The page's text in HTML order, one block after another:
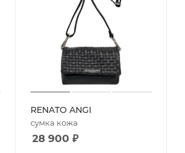
RENATO ANGI
сумка кожа
28 900 ₽